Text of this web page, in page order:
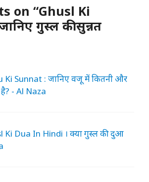
on “Ghusl Ki
गुस्ल की सुन्नत
Ki Sunnat : जानिए वजू में कितनी और
- Al Naza
Ki Dua In Hindi । क्या गुस्ल की दुआ